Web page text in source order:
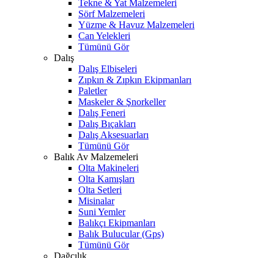
Tekne & Yat Malzemeleri
Sörf Malzemeleri
Yüzme & Havuz Malzemeleri
Can Yelekleri
Tümünü Gör
Dalış
Dalış Elbiseleri
Zıpkın & Zıpkın Ekipmanları
Paletler
Maskeler & Şnorkeller
Dalış Feneri
Dalış Bıçakları
Dalış Aksesuarları
Tümünü Gör
Balık Av Malzemeleri
Olta Makineleri
Olta Kamışları
Olta Setleri
Misinalar
Suni Yemler
Balıkçı Ekipmanları
Balık Bulucular (Gps)
Tümünü Gör
Dağcılık